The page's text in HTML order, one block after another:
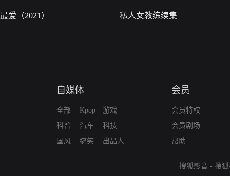
最爱（2021） 私人女教练续集
自媒体
全部
科普
国风
Kpop
汽车
搞笑
游戏
科技
出品人
会员
会员特权
会员剧场
帮助
搜狐影音 - 搜